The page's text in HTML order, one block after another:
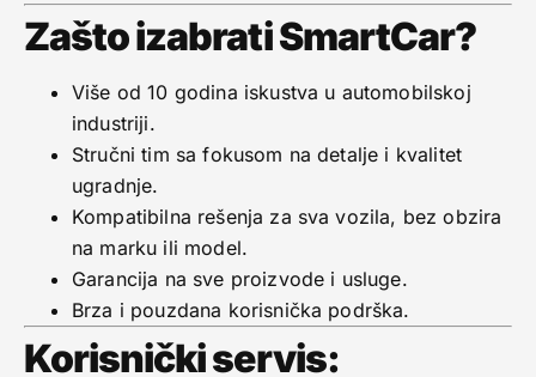
Zašto izabrati SmartCar?
Više od 10 godina iskustva u automobilskoj
industriji.
Stručni tim sa fokusom na detalje i kvalitet
ugradnje.
Kompatibilna rešenja za sva vozila, bez obzira
na marku ili model.
Garancija na sve proizvode i usluge.
Brza i pouzdana korisnička podrška.
Korisnički servis: